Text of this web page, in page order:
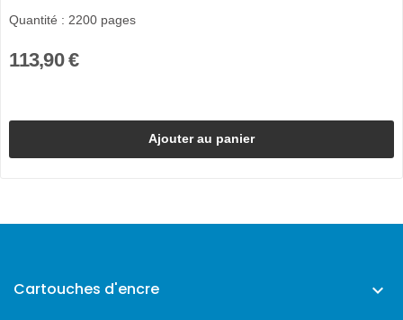
Quantité : 2200 pages
113,90 €
Ajouter au panier
Cartouches d'encre 